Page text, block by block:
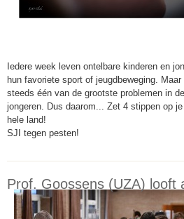
Iedere week leven ontelbare kinderen en
hun favoriete sport of jeugdbeweging.
steeds één van de grootste problemen in
jongeren. Dus daarom... Zet 4 stippen op
hele land!
SJI tegen pesten!
Prof. Goossens (UZA) looft